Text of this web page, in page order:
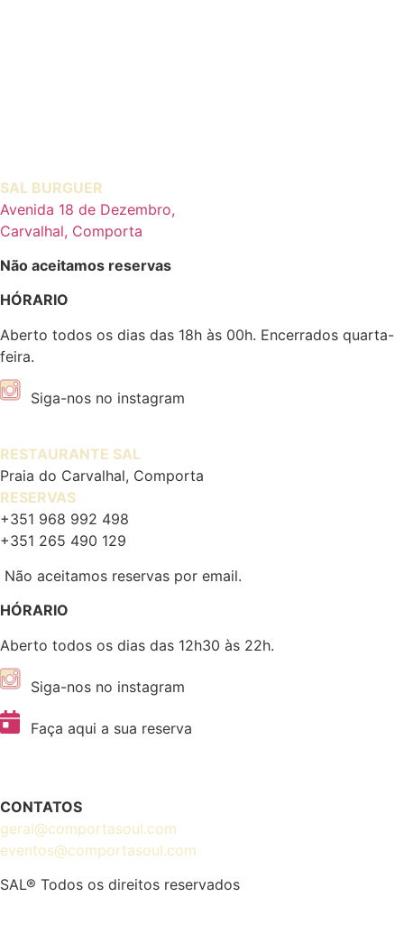
SAL BURGUER
Avenida 18 de Dezembro,
Carvalhal, Comporta
Não aceitamos reservas
HÓRARIO
Aberto todos os dias das 18h às 00h. Encerrados quarta-
feira.
Siga-nos no instagram
RESTAURANTE SAL
Praia do Carvalhal, Comporta
RESERVAS
+351 968 992 498
+351 265 490 129
Não aceitamos reservas por email.
HÓRARIO
Aberto todos os dias das 12h30 às 22h.
Siga-nos no instagram
Faça aqui a sua reserva
CONTATOS
geral@comportasoul.com
eventos@comportasoul.com
SAL® Todos os direitos reservados